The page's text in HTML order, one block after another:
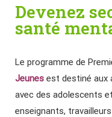
Devenez
santé
Le programme de
Jeunes est destiné aux
avec des adolescents
enseignants,